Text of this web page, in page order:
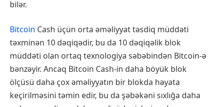
bilər.
Bitcoin Cash üçün orta əməliyyat təsdiq müddəti
təxminən 10 dəqiqədir, bu da 10 dəqiqəlik blok
müddəti olan ortaq texnologiya səbəbindən Bitcoin-ə
bənzəyir. Ancaq Bitcoin Cash-in daha böyük blok
ölçüsü daha çox əməliyyatın bir blokda həyata
keçirilməsini təmin edir, bu da şəbəkəni sıxlığa daha